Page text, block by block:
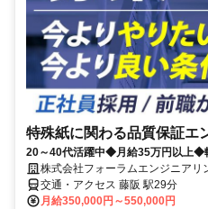
特殊紙に関わる品質保証エ
20～40代活躍中◆月給35万円以上◆
株式会社フォーラムエンジニアリ
交通・アクセス 藤阪 駅29分
月給350,000円～550,000円